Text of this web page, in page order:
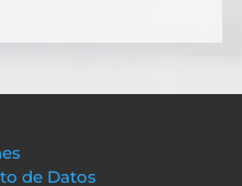
de Datos